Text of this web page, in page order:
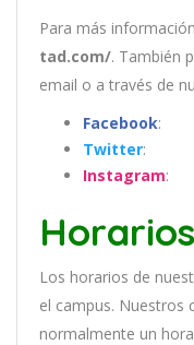
Para más
tad.com/. También
email o a través de
Facebook:
Twitter:
Instagram:
Los horarios de nuest
el campus. Nuestros
normalmente un hor